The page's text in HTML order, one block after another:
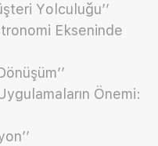
Yolculuğu’’
Ekseninde
Önemi: